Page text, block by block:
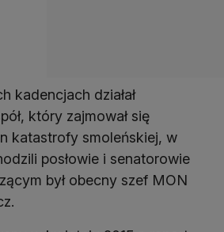
kadencjach działał
który zajmował się
katastrofy smoleńskiej, w
posłowie i senatorowie
był obecny szef MON